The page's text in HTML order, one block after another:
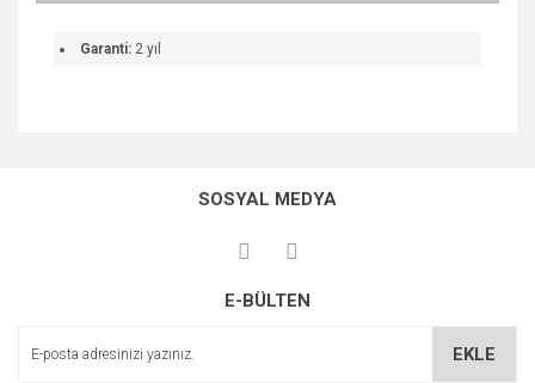
Garanti: 2 yıl
kullanarak tarafımıza iletebilirsiniz.
Görüş ve önerileriniz için teşekkür ederiz.
Ürün açıklamasında eksik bilgiler bulunuyor.
SOSYAL MEDYA
E-BÜLTEN
EKLE